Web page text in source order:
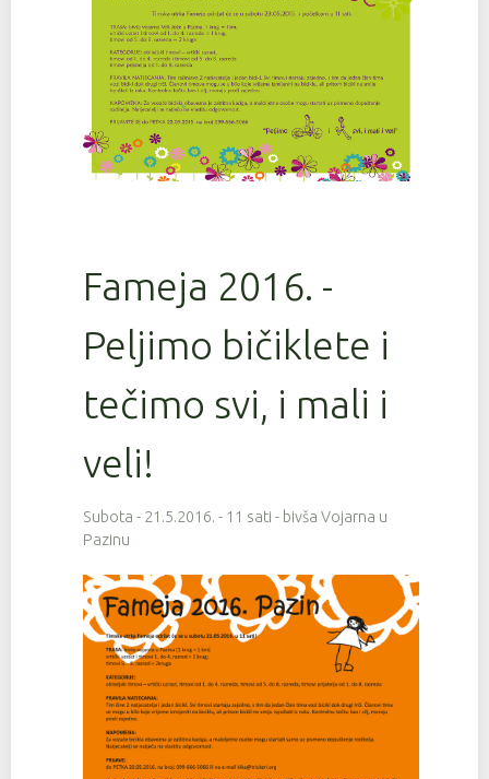
Fameja 2016. -
Peljimo bičiklete i
tečimo svi, i mali i
veli!
Subota - 21.5.2016. - 11 sati - bivša Vojarna u
Pazinu